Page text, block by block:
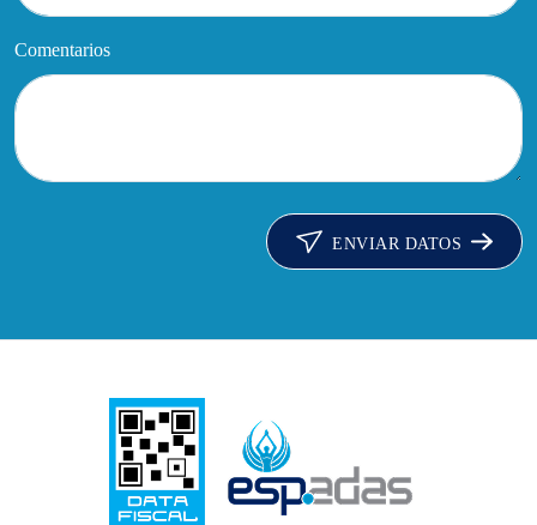
Comentarios
ENVIAR DATOS